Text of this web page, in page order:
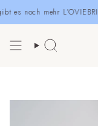
Zum
Inhaltnoch mehr
Suche